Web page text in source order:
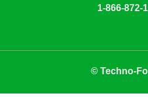
1-866-872-
© Techno-